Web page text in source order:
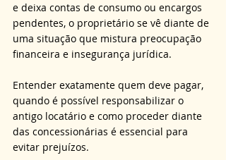
e deixa contas de consumo ou encargos
pendentes, o proprietário se vê diante de
uma situação que mistura preocupação
financeira e insegurança jurídica.
Entender exatamente quem deve pagar,
quando é possível responsabilizar o
antigo locatário e como proceder diante
das concessionárias é essencial para
evitar prejuízos.